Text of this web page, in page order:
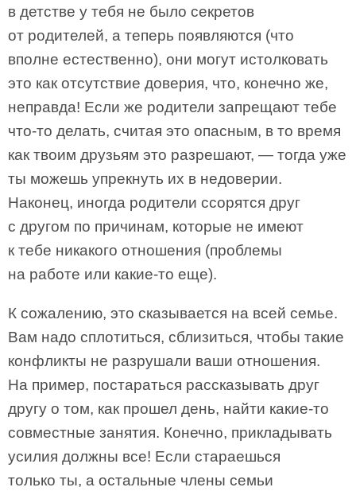
в детстве у тебя не было секретов
от родителей, а теперь появляются (что
вполне естественно), они могут истолковать
это как отсутствие доверия, что, конечно же,
неправда! Если же родители запрещают тебе
что-­то делать, считая это опасным, в то время
как твоим друзьям это разрешают, — тогда уже
ты можешь упрекнуть их в недоверии.
Наконец, иногда родители ссорятся друг
с другом по причинам, которые не имеют
к тебе никакого отношения (проблемы
на работе или какие­-то еще).
К сожалению, это сказывается на всей семье.
Вам надо сплотиться, сблизиться, чтобы такие
конфликты не разрушали ваши отношения.
На­ пример, постараться рассказывать друг
другу о том, как прошел день, найти какие­-то
совместные занятия. Конечно, прикладывать
усилия должны все! Если стараешься
только ты, а остальные члены семьи